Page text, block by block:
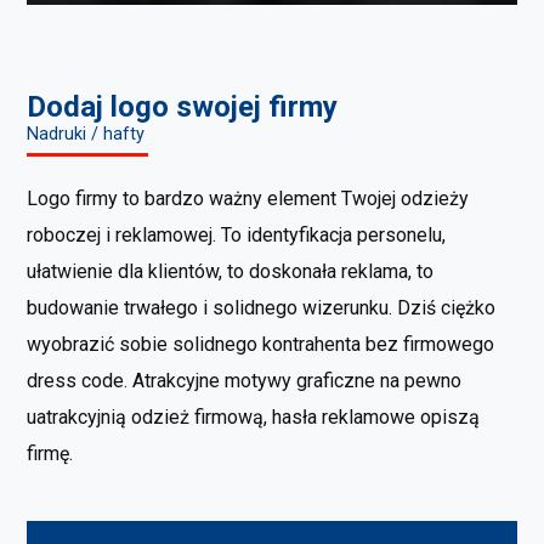
Dodaj logo swojej firmy
Nadruki / hafty
Logo firmy to bardzo ważny element Twojej odzieży
roboczej i reklamowej. To identyfikacja personelu,
ułatwienie dla klientów, to doskonała reklama, to
budowanie trwałego i solidnego wizerunku. Dziś ciężko
wyobrazić sobie solidnego kontrahenta bez firmowego
dress code. Atrakcyjne motywy graficzne na pewno
uatrakcyjnią odzież firmową, hasła reklamowe opiszą
firmę.